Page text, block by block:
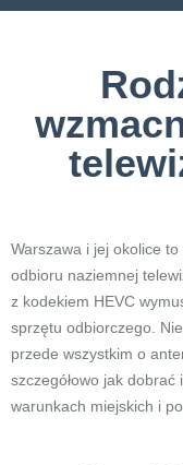
Warszawa i jej okolice
odbioru naziemnej
z kodekiem HEVC
sprzętu odbiorczego.
przede wszystkim o
szczegółowo jak
warunkach miejskich i